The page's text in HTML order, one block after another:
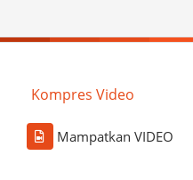
Kompres Video
Mampatkan VIDEO